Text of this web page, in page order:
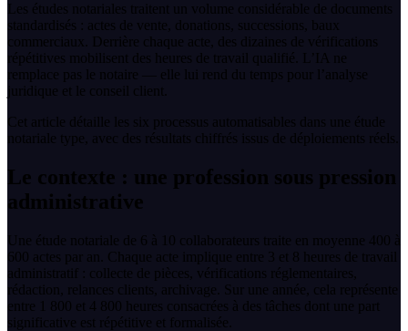
Les études notariales traitent un volume considérable de documents
standardisés : actes de vente, donations, successions, baux
commerciaux. Derrière chaque acte, des dizaines de vérifications
répétitives mobilisent des heures de travail qualifié. L’IA ne
remplace pas le notaire — elle lui rend du temps pour l’analyse
juridique et le conseil client.
Cet article détaille les six processus automatisables dans une étude
notariale type, avec des résultats chiffrés issus de déploiements réels.
Le contexte : une profession sous pression
administrative
Une étude notariale de 6 à 10 collaborateurs traite en moyenne 400 à
600 actes par an. Chaque acte implique entre 3 et 8 heures de travail
administratif : collecte de pièces, vérifications réglementaires,
rédaction, relances clients, archivage. Sur une année, cela représente
entre 1 800 et 4 800 heures consacrées à des tâches dont une part
significative est répétitive et formalisée.